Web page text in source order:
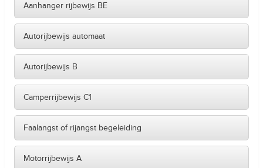
Aanhanger rijbewijs BE
Autorijbewijs automaat
Autorijbewijs B
Camperrijbewijs C1
Faalangst of rijangst begeleiding
Motorrijbewijs A